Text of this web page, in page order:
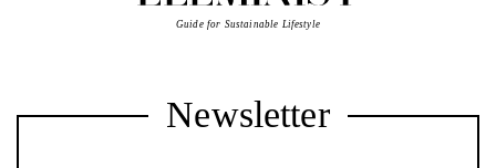
Guide for Sustainable Lifestyle
Newsletter